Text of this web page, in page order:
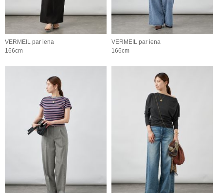
VERMEIL par iena
166cm
VERMEIL par iena
166cm